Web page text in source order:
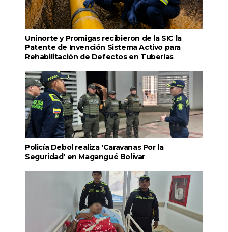
Uninorte y Promigas recibieron de la SIC la
Patente de Invención Sistema Activo para
Rehabilitación de Defectos en Tuberías
Policía Debol realiza 'Caravanas Por la
Seguridad' en Magangué Bolívar